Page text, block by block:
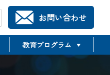
お問い合わせ
教育プログラム